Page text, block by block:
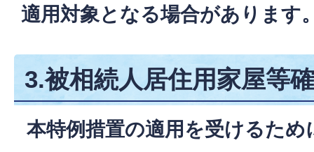
適用対象となる場合があります
3.被相続人居住用家屋等
本特例措置の適用を受けるた